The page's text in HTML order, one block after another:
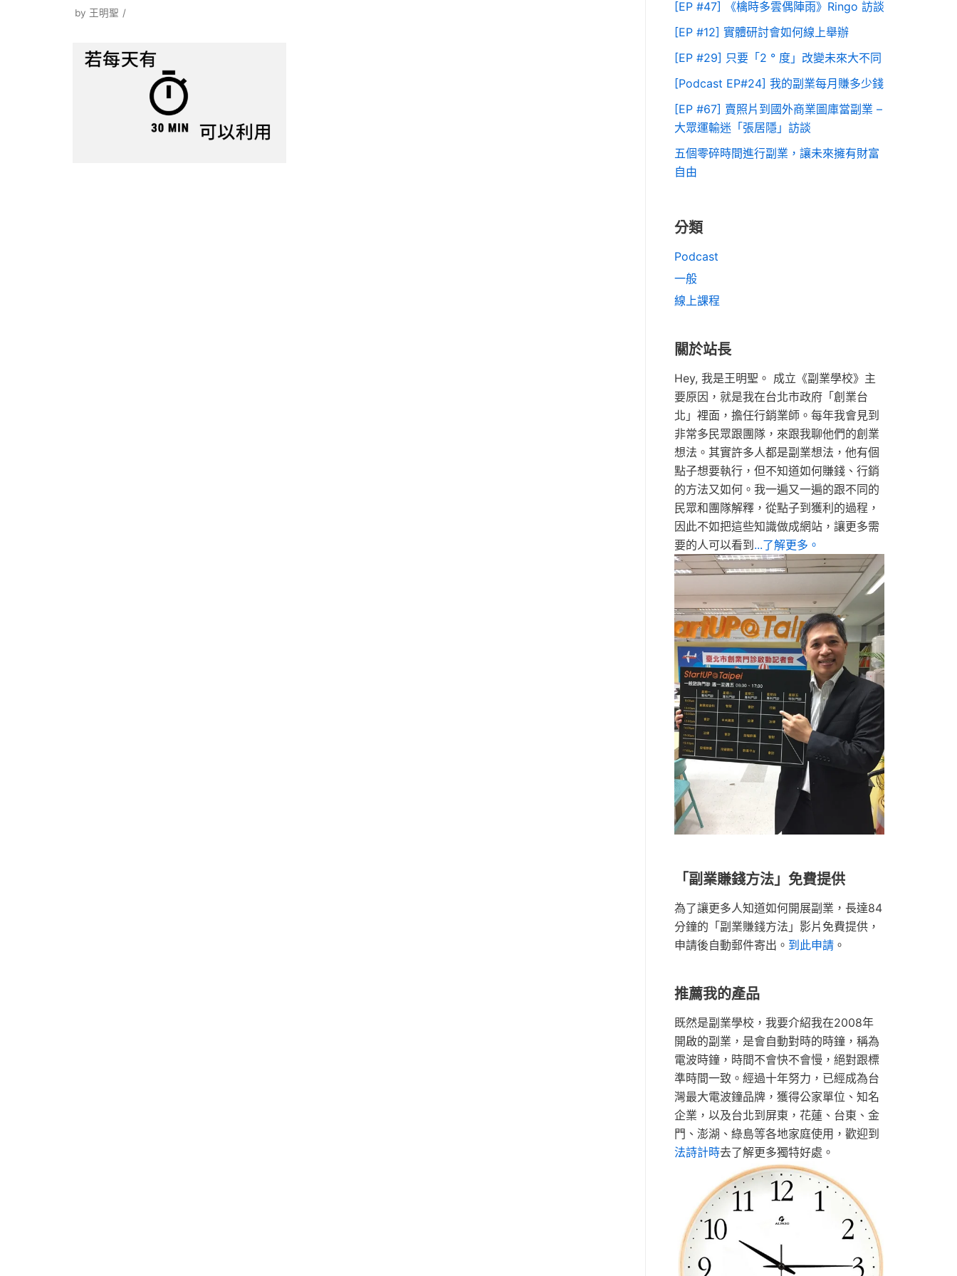
by 王明聖
[EP #47] 《檎時多雲偶陣雨》Ringo 訪談
[EP #12] 實體研討會如何線上舉辦
[EP #29] 只要「2 ° 度」改變未來大不同
[Podcast EP#24] 我的副業每月賺多少錢
[EP #67] 賣照片到國外商業圖庫當副業 –
大眾運輸迷「張居隱」訪談
五個零碎時間進行副業，讓未來擁有財富
自由
分類
Podcast
一般
線上課程
關於站長
Hey, 我是王明聖。 成立《副業學校》主
要原因，就是我在台北市政府「創業台
北」裡面，擔任行銷業師。每年我會見到
非常多民眾跟團隊，來跟我聊他們的創業
想法。其實許多人都是副業想法，他有個
點子想要執行，但不知道如何賺錢、行銷
的方法又如何。我一遍又一遍的跟不同的
民眾和團隊解釋，從點子到獲利的過程，
因此不如把這些知識做成網站，讓更多需
要的人可以看到 ...了解更多。
「副業賺錢方法」免費提供
為了讓更多人知道如何開展副業，長達84
分鐘的「副業賺錢方法」影片免費提供，
申請後自動郵件寄出。 到此申請 。
推薦我的產品
既然是副業學校，我要介紹我在2008年
開啟的副業，是會自動對時的時鐘，稱為
電波時鐘，時間不會快不會慢，絕對跟標
準時間一致。經過十年努力，已經成為台
灣最大電波鐘品牌，獲得公家單位、知名
企業，以及台北到屏東，花蓮、台東、金
門、澎湖、綠島等各地家庭使用，歡迎到
法詩計時去了解更多獨特好處。